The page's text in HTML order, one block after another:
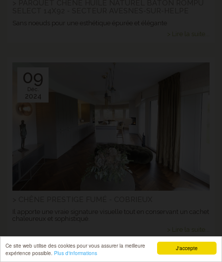
J'accepte
Ce site web utilise des cookies pour vous assurer la meilleure
expérience possible. Plus d'informations
Sans noeuds pour une esthétique épurée et élégante
> Lire la suite...
09
Déc.
2024
Il apporte une vraie signature visuelle tout en conservant un cachet
chaleureux et sophistiqué.
> Lire la suite...